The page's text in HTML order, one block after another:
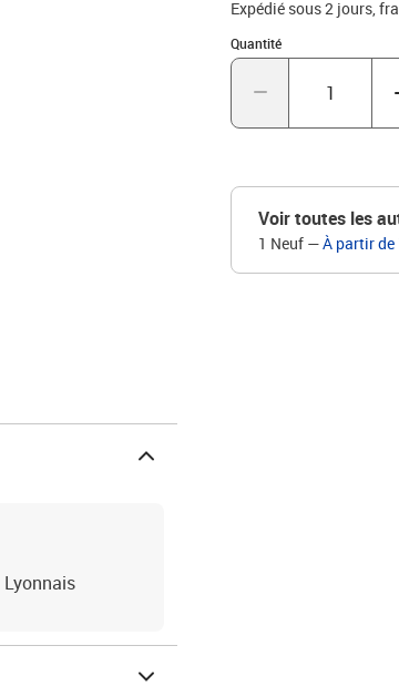
Expédié sous 2 jours,
Quantité
Quantité : 1
Voir toutes les
1 Neuf —À partir de
Lyonnais